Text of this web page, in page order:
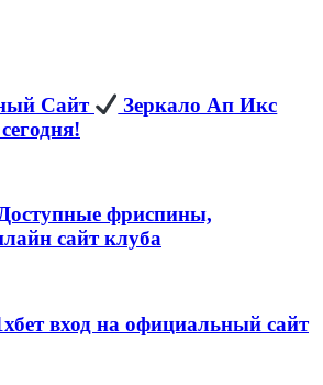
Сайт
Зеркало Ап Икс
фриспины,
сайт клуба
вход на официальный сайт